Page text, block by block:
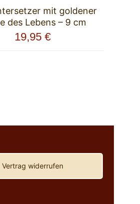
mit goldener
des Lebens – 9 cm
19,95 €
Vertrag widerrufen